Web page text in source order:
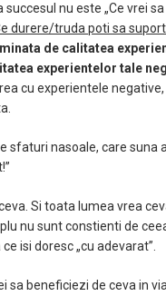
nu este „Ce vrei sa
durere/truda poti sa
de calitatea
experientelor tale
cu experientele
sfaturi nasoale, care suna
Si toata lumea vrea
nu sunt constienti de
isi doresc „cu adevarat”.
sa beneficiezi de ceva in